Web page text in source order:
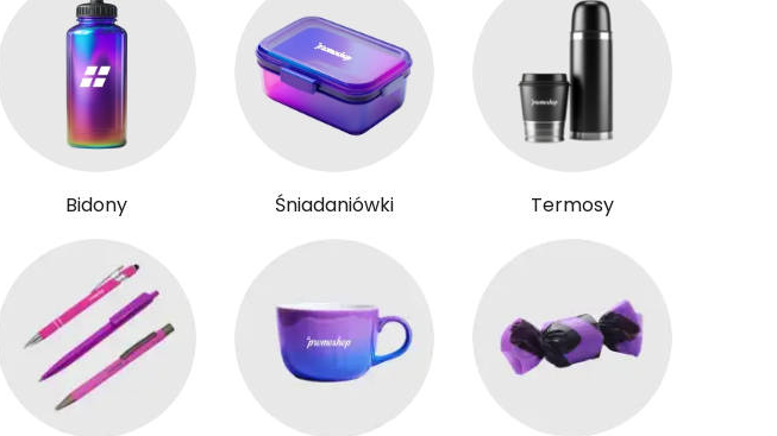
Bidony Śniadaniówki Termosy